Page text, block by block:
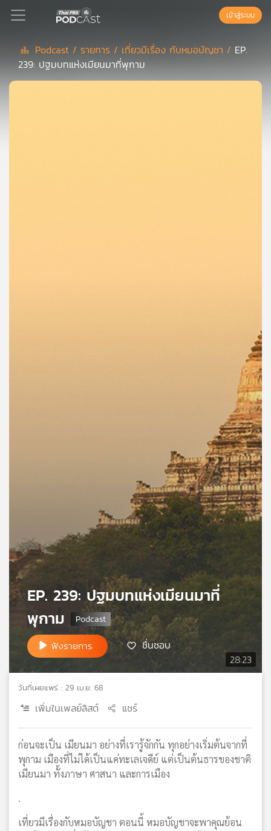
Podcast
เครือ
ข่าย
วิทยุ
ไทย
พี
แผนที่
เครือ
เข้าสู่ระบบ
Podcast / รายการ / เที่ยวมีเรื่อง กับหมอบัญชา / EP.
239: ปฐมบทแห่งเมียนมาที่พุกาม
28:23
EP. 239: ปฐมบทแห่งเมียนมาที่
พุกาม
ฟังรายการ ชื่นชอบ
วันที่เผยแพร่ : 29 เม.ย. 68
เพิ่มในเพลย์ลิสต์ แชร์
ก่อนจะเป็น เมียนมา อย่างที่เรารู้จักกัน ทุกอย่างเริ่มต้นจากที่
พุกาม เมืองที่ไม่ได้เป็นแค่ทะเลเจดีย์ แต่เป็นต้นธารของชาติ
เมียนมา ทั้งภาษา ศาสนา และการเมือง
.
เที่ยวมีเรื่องกับหมอบัญชา ตอนนี้ หมอบัญชาจะพาคุณย้อน